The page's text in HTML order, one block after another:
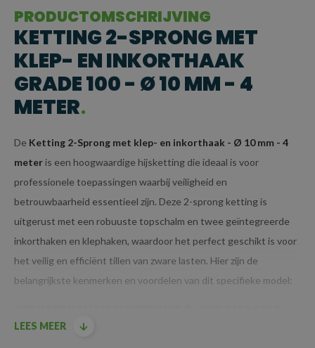
PRODUCTOMSCHRIJVING
KETTING 2-SPRONG MET
KLEP- EN INKORTHAAK
GRADE 100 - Ø 10 MM - 4
METER
De Ketting 2-Sprong met klep- en inkorthaak - Ø 10 mm - 4
meteris een hoogwaardige hijsketting die ideaal is voor
professionele toepassingen waarbij veiligheid en
betrouwbaarheid essentieel zijn. Deze 2-sprong ketting is
uitgerust met een robuuste topschalm en twee geïntegreerde
inkorthaken en klephaken, waardoor het perfect geschikt is voor
het veilig en efficiënt tillen van zware lasten. Hier zijn de
belangrijkste kenmerken en voordelen van dit specifieke model:
KLEP- EN INKORTHAAK GRADE 100 - Ø 10 MM
LEES MEER